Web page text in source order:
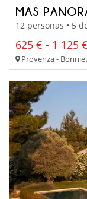
MAS
12 personas • 5
625 € - 1 125 €
Provenza -